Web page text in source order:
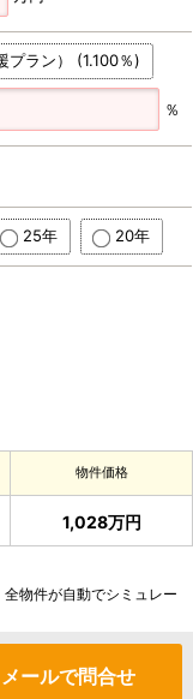
プラン） (1.100％)
％
25年 20年
物件価格
1,028万円
物件が自動でシミュレー
メールで問合せ